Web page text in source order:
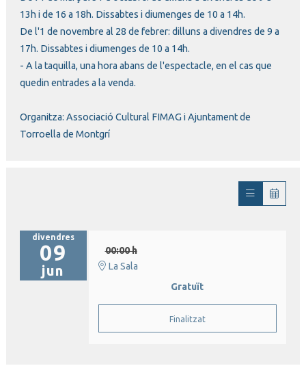
13h i de 16 a 18h. Dissabtes i diumenges de 10 a 14h.
De l'1 de novembre al 28 de febrer: dilluns a divendres de 9 a
17h. Dissabtes i diumenges de 10 a 14h.
- A la taquilla, una hora abans de l'espectacle, en el cas que
quedin entrades a la venda.
Organitza: Associació Cultural FIMAG i Ajuntament de
Torroella de Montgrí
divendres
09
jun
00:00 h
La Sala
Gratuït
Finalitzat